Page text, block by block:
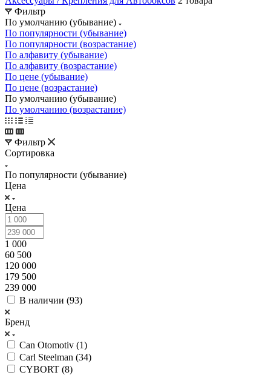
Фильтр
По умолчанию (убывание)
По популярности (убывание)
По популярности (возрастание)
По алфавиту (убывание)
По алфавиту (возрастание)
По цене (убывание)
По цене (возрастание)
По умолчанию (убывание)
По умолчанию (возрастание)
Фильтр
Сортировка
По популярности (убывание)
Цена
Цена
1 000
60 500
120 000
179 500
239 000
В наличии (93)
Бренд
Can Otomotiv (1)
Carl Steelman (34)
CYBORT (8)